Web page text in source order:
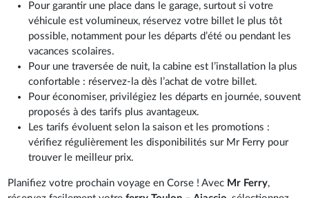
Pour garantir une place dans le garage, surtout si votre
véhicule est volumineux, réservez votre billet le plus tôt
possible, notamment pour les départs d’été ou pendant les
vacances scolaires.
Pour une traversée de nuit, la cabine est l’installation la plus
confortable : réservez-la dès l’achat de votre billet.
Pour économiser, privilégiez les départs en journée, souvent
proposés à des tarifs plus avantageux.
Les tarifs évoluent selon la saison et les promotions :
vérifiez régulièrement les disponibilités sur Mr Ferry pour
trouver le meilleur prix.
Planifiez votre prochain voyage en Corse ! Avec Mr Ferry,